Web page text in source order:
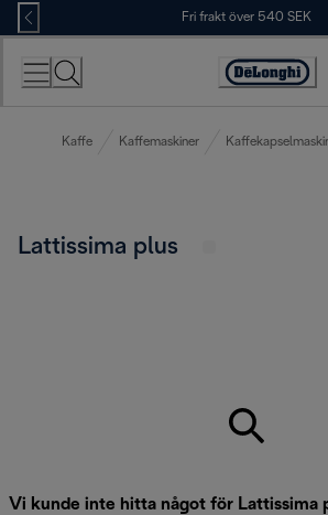
Skip
to
Content
Fri frakt över 540 SEK
Accessibility
Kaffe Kaffemaskiner
Lattissima plus
Vi kunde inte hitta något för Lattissima